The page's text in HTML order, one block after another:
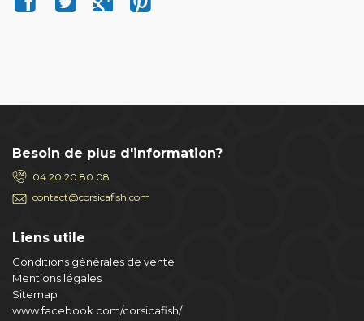
Besoin de plus d'information?
04 20 20 80 08
contact@corsicafish.com
Liens utile
Conditions générales de vente
Mentions légales
Sitemap
www.facebook.com/corsicafish/